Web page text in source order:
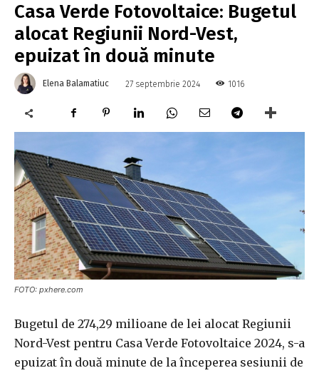
Casa Verde Fotovoltaice: Bugetul
alocat Regiunii Nord-Vest,
epuizat în două minute
Elena Balamatiuc 27 septembrie 2024 1016
FOTO: pxhere.com
Bugetul de 274,29 milioane de lei alocat Regiunii
Nord-Vest pentru Casa Verde Fotovoltaice 2024, s-a
epuizat în două minute de la începerea sesiunii de